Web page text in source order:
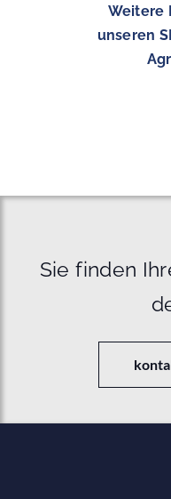
Weitere
unseren
Sie finden